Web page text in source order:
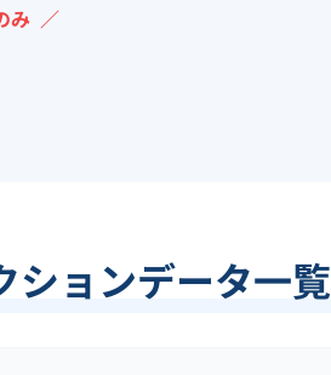
み ／
ションデータ一覧